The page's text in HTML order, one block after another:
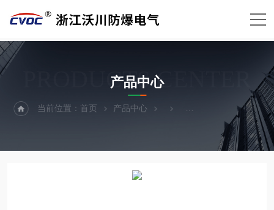
PRODUCTS CENTER
产品中心
当前位置：首页 产品中心 BXMD-K防爆电源插座箱